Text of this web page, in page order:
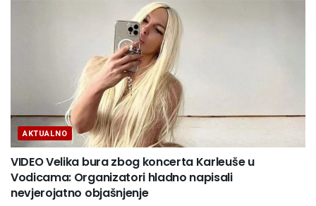
AKTUALNO
VIDEO Velika bura zbog koncerta Karleuše u
Vodicama: Organizatori hladno napisali
nevjerojatno objašnjenje